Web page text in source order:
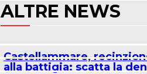
ALTRE NEWS
Castellammare,
alla battigia: scatta la